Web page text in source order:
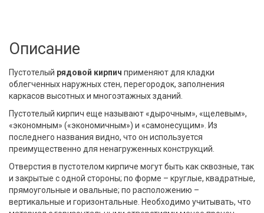
Описание
Пустотелый рядовой кирпич применяют для кладки
облегченных наружных стен, перегородок, заполнения
каркасов высотных и многоэтажных зданий.
Пустотелый кирпич еще называют «дырочным», «щелевым»,
«экономным» («экономичным») и «самонесущим». Из
последнего названия видно, что он используется
преимущественно для ненагруженных конструкций.
Отверстия в пустотелом кирпиче могут быть как сквозные, так
и закрытые с одной стороны; по форме – круглые, квадратные,
прямоугольные и овальные; по расположению –
вертикальные и горизонтальные. Необходимо учитывать, что